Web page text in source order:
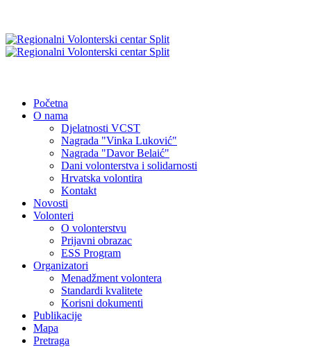
Početna
O nama
Djelatnosti VCST
Nagrada "Vinka Luković"
Nagrada "Davor Belaić"
Dani volonterstva i solidarnosti
Hrvatska volontira
Kontakt
Novosti
Volonteri
O volonterstvu
Prijavni obrazac
ESS Program
Organizatori
Menadžment volontera
Standardi kvalitete
Korisni dokumenti
Publikacije
Mapa
Pretraga